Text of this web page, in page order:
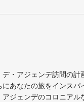
・アジェンデ訪問の計
あなたの旅をインスパ
ジェンデのコロニアル